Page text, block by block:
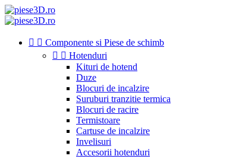
  Componente si Piese de schimb
  Hotenduri
Kituri de hotend
Duze
Blocuri de incalzire
Suruburi tranzitie termica
Blocuri de racire
Termistoare
Cartuse de incalzire
Invelisuri
Accesorii hotenduri